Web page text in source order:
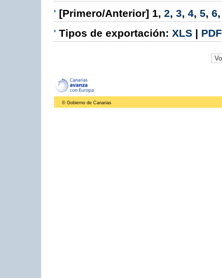
[Primero/Anterior] 1, 2, 3, 4, 5, 6
Tipos de exportación: XLS | PDF
© Gobierno de Canarias